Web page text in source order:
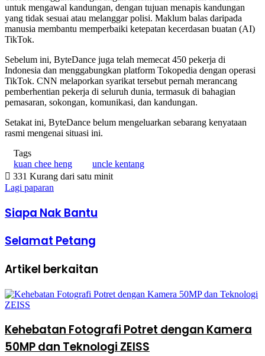
untuk mengawal kandungan, dengan tujuan menapis kandungan
yang tidak sesuai atau melanggar polisi. Maklum balas daripada
manusia membantu memperbaiki ketepatan kecerdasan buatan (AI)
TikTok.
Sebelum ini, ByteDance juga telah memecat 450 pekerja di
Indonesia dan menggabungkan platform Tokopedia dengan operasi
TikTok. CNN melaporkan syarikat tersebut pernah merancang
pemberhentian pekerja di seluruh dunia, termasuk di bahagian
pemasaran, sokongan, komunikasi, dan kandungan.
Setakat ini, ByteDance belum mengeluarkan sebarang kenyataan
rasmi mengenai situasi ini.
Tags
kuan chee heng
uncle kentang
331 Kurang dari satu minit
Lagi paparan
Siapa Nak Bantu
Selamat Petang
Artikel berkaitan
Kehebatan Fotografi Potret dengan Kamera
50MP dan Teknologi ZEISS